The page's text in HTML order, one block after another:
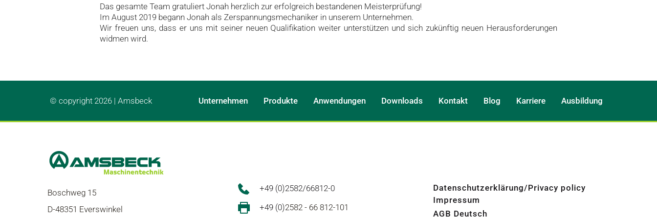
Das gesamte Team gratuliert Jonah herzlich zur erfolgreich bestandenen Meisterprüfung!
Im August 2019 begann Jonah als Zerspannungsmechaniker in unserem Unternehmen.
Wir freuen uns, dass er uns mit seiner neuen Qualifikation weiter unterstützen und sich zukünftig neuen Herausforderungen
widmen wird.
© copyright 2026 | Amsbeck Unternehmen Produkte Anwendungen Downloads Kontakt Blog Karriere Ausbildung
Boschweg 15
D-48351 Everswinkel
+49 (0)2582/66812-0
+49 (0)2582 - 66 812-101
Datenschutzerklärung/Privacy policy
Impressum
AGB Deutsch